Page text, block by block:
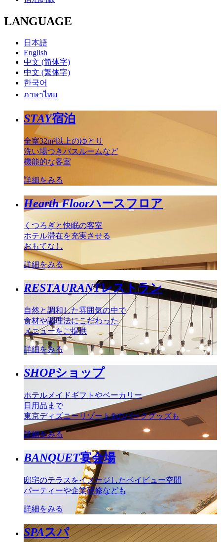
LANGUAGE
日本語
English
中文 (简体字)
中文 (繁体字)
한국어
ภาษาไทย
STAY宿泊
全室32m²以上のゆとり
洗い場つきバスルームなど
機能的な客室
詳細をみる
Hearth Floorハースフロア
くつろぎと快眠の客室
ホテル滞在を充実させる
おもてなし
詳細をみる
RESTAURANTレストラン
自然と調和した雰囲気の中で
食材や調理法にこだわった
メニューをご提供
詳細をみる
SHOPショップ
ホテルメイドギフトやベーカリー
日用品まで
東京ディズニーリゾート®のパークグッズも
詳細をみる
BANQUET宴会場
邸宅のテラスをイメージしたベイビュー空間
パーティーや企業研修なども
詳細をみる
SPAスパ